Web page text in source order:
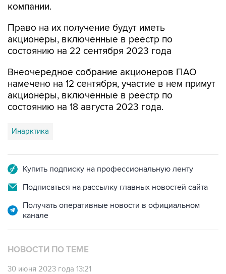
компании.
Право на их получение будут иметь
акционеры, включенные в реестр по
состоянию на 22 сентября 2023 года
Внеочередное собрание акционеров ПАО
намечено на 12 сентября, участие в нем примут
акционеры, включенные в реестр по
состоянию на 18 августа 2023 года.
Инарктика
Купить подписку на профессиональную ленту
Подписаться на рассылку главных новостей сайта
Получать оперативные новости в официальном
канале
НОВОСТИ ПО ТЕМЕ
30 июня 2023 года 13:21